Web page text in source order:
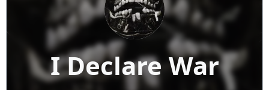
I Declare War